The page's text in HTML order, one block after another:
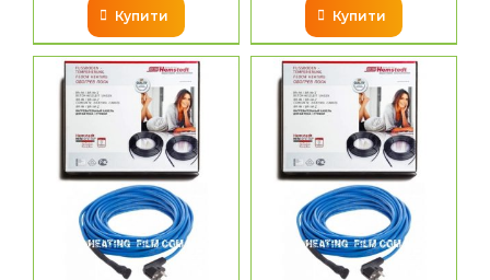
Купити Купити